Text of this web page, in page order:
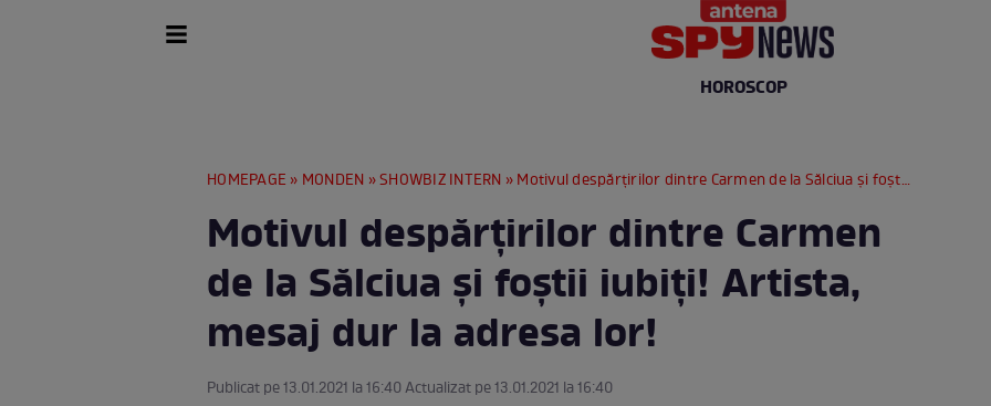
HOROSCOP
HOMEPAGE » MONDEN »SHOWBIZ INTERN » Motivul despărțirilor dintre Carmen de la Sălciua și foștii iubiți! Artista, mesaj dur la adresa lor!
Motivul despărțirilor dintre Carmen
de la Sălciua și foștii iubiți! Artista,
mesaj dur la adresa lor!
Publicat pe 13.01.2021 la 16:40 Actualizat pe 13.01.2021 la 16:40